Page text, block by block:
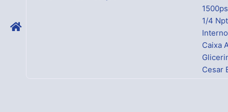
1/4
Caixa
Cesar